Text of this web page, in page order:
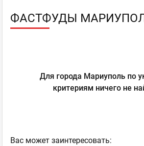
ФАСТФУДЫ
Для города Мариуполь по
критериям ничего не
Ваc может заинтересовать: